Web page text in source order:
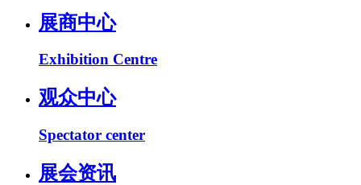
展商中心
Exhibition Centre
观众中心
Spectator center
展会资讯